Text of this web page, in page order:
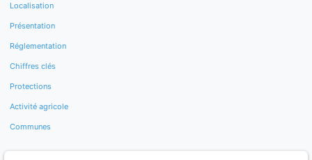
Localisation
Présentation
Réglementation
Chiffres clés
Protections
Activité agricole
Communes